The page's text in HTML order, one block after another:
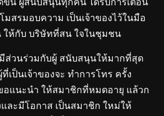
สรมอบความ เป็นเจ้าของไว้ในมือ
ให้กับ บริษัทที่สน ใจในชุมชน
ส่วนร่วมกับผู้ สนับสนุนให้มากที่สุด
เป็นเจ้าของจะ ทำการโทร ครั้ง
อแนะนำ ให้สมาชิกที่หมดอายุ แล้วก
ละมีโอกาส เป็นสมาชิก ใหม่ให้